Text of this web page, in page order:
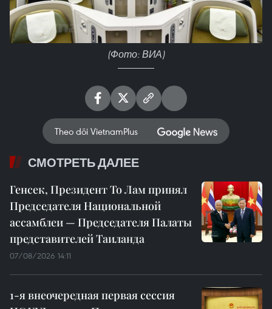
(Фото: ВИА)
Theo dõi VietnamPlus
СМОТРЕТЬ ДАЛЕЕ
Генсек, Президент То Лам принял
Председателя Национальной
ассамблеи — Председателя Палаты
представителей Таиланда
07/08/2026 14:11
1-я внеочередная первая сессия